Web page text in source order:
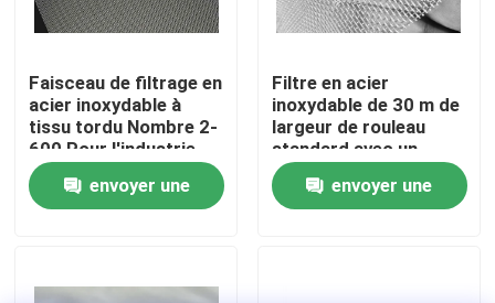
Contrôle de la qualité
Nous contacter
Nouvelles
Fil tissé Mesh Screen
Faisceau de filtrage en
acier inoxydable à
tissu tordu Nombre 2-
600 Pour l'industrie
envoyer une
Filtre en acier
inoxydable de 30 m de
largeur de rouleau
standard avec un
nombre de mailles de
2-2800 et certifié
ISO9001 pour de
envoyer une